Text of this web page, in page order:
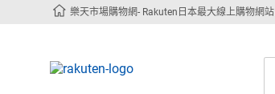
樂天市場購物網- Rakuten日本最大線上購物網站